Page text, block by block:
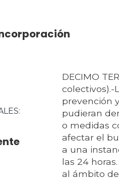
DECIMO
colectivos).-
prevención
pudieran
o medidas
afectar el
a una
las 24
al ámbito